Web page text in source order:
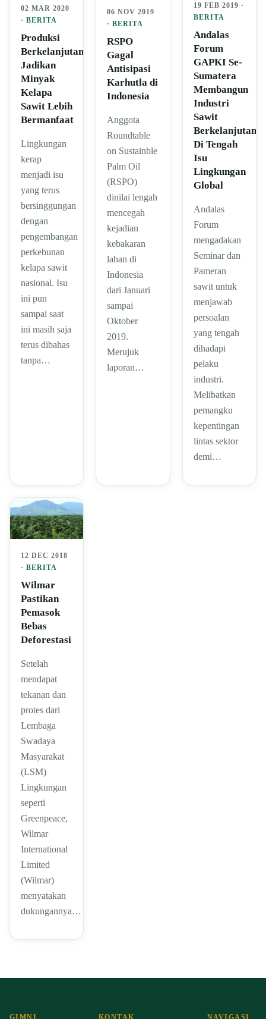
02 MAR 2020
· BERITA
Produksi
Berkelanjutan
Jadikan
Minyak
Kelapa
Sawit Lebih
Bermanfaat
Lingkungan
kerap
menjadi isu
yang terus
bersinggungan
dengan
pengembangan
perkebunan
kelapa sawit
nasional. Isu
ini pun
sampai saat
ini masih saja
terus dibahas
tanpa…
06 NOV 2019
·BERITA
RSPO
Gagal
Antisipasi
Karhutla di
Indonesia
Anggota
Roundtable
on Sustainble
Palm Oil
(RSPO)
dinilai lengah
mencegah
kejadian
kebakaran
lahan di
Indonesia
dari Januari
sampai
Oktober
2019.
Merujuk
laporan…
19 FEB 2019 ·
BERITA
Andalas
Forum
GAPKI Se-
Sumatera
Membangun
Industri
Sawit
Berkelanjutan
Di Tengah
Isu
Lingkungan
Global
Andalas
Forum
mengadakan
Seminar dan
Pameran
sawit untuk
menjawab
persoalan
yang tengah
dihadapi
pelaku
industri.
Melibatkan
pemangku
kepentingan
lintas sektor
demi…
12 DEC 2018
· BERITA
Wilmar
Pastikan
Pemasok
Bebas
Deforestasi
Setelah
mendapat
tekanan dan
protes dari
Lembaga
Swadaya
Masyarakat
(LSM)
Lingkungan
seperti
Greenpeace,
Wilmar
International
Limited
(Wilmar)
menyatakan
dukungannya…
GIMNI KONTAK NAVIGASI